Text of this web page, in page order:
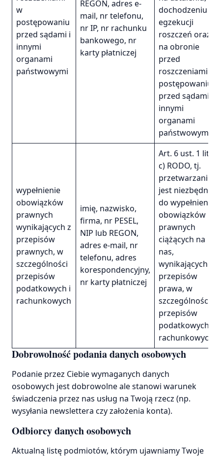
w
postępowaniu
przed sądami i
innymi
organami
państwowymi
REGON, adres e-
mail, nr telefonu,
nr IP, nr rachunku
bankowego, nr
karty płatniczej
dochodzeniu i
egzekucji
roszczeń oraz
na obronie
przed
roszczeniami w
postępowaniu
przed sądami i
innymi
organami
państwowymi
wypełnienie
obowiązków
prawnych
wynikających z
przepisów
prawnych, w
szczególności
przepisów
podatkowych i
rachunkowych
imię, nazwisko,
firma, nr PESEL,
NIP lub REGON,
adres e-mail, nr
telefonu, adres
korespondencyjny,
nr karty płatniczej
Art. 6 ust. 1 lit.
c) RODO, tj.
przetwarzanie
jest niezbędne
do wypełnienia
obowiązków
prawnych
ciążących na
nas,
wynikających z
przepisów
prawa, w
szczególności
przepisów
podatkowych i
rachunkowych
Dobrowolność podania danych osobowych
Podanie przez Ciebie wymaganych danych
osobowych jest dobrowolne ale stanowi warunek
świadczenia przez nas usług na Twoją rzecz (np.
wysyłania newslettera czy założenia konta).
Odbiorcy danych osobowych
Aktualną listę podmiotów, którym ujawniamy Twoje